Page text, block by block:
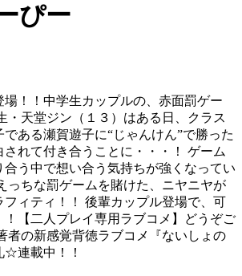
ぴー
場！！中学生カップルの、赤面罰ゲー
・天堂ジン（１３）はある日、クラス
ある瀬賀遊子に“じゃんけん”で勝った
されて付き合うことに・・・！ ゲーム
合う中で想い合う気持ちが強くなってい
っちな罰ゲームを賭けた、ニヤニヤが
フィティ！！ 後輩カップル登場で、可
！【二人プレイ専用ラブコメ】どうぞご
者の新感覚背徳ラブコメ『ないしょの
☆連載中！！